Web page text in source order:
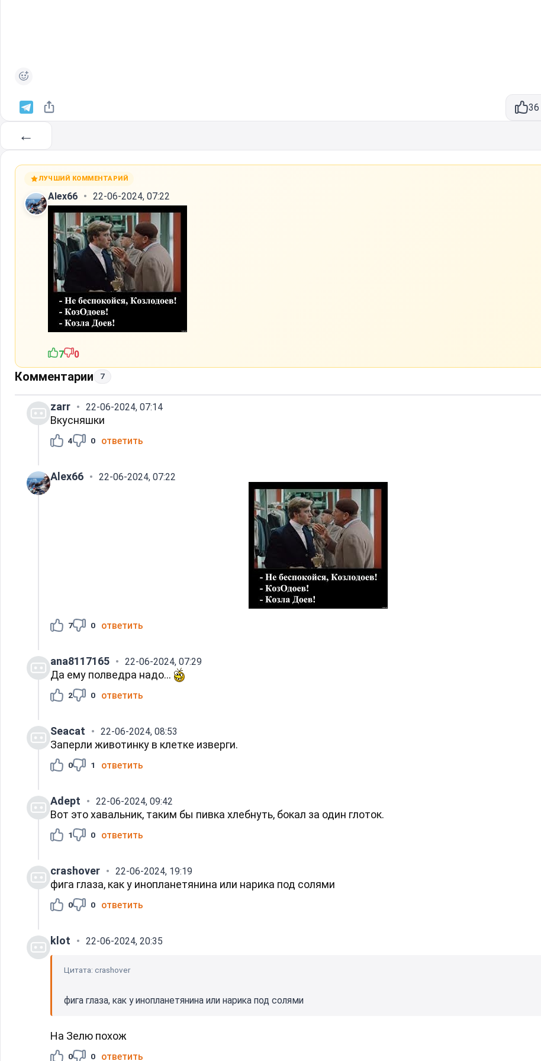
36
←
ЛУЧШИЙ КОММЕНТАРИЙ
Alex66 22-06-2024, 07:22
7 0
Комментарии 7
zarr 22-06-2024, 07:14
Вкусняшки
4 0 ответить
Alex66 22-06-2024, 07:22
7 0 ответить
ana8117165 22-06-2024, 07:29
Да ему полведра надо...
2 0 ответить
Seacat 22-06-2024, 08:53
Заперли животинку в клетке изверги.
0 1 ответить
Adept 22-06-2024, 09:42
Вот это хавальник, таким бы пивка хлебнуть, бокал за один глоток.
1 0 ответить
crashover 22-06-2024, 19:19
фига глаза, как у инопланетянина или нарика под солями
0 0 ответить
klot 22-06-2024, 20:35
Цитата: crashover
фига глаза, как у инопланетянина или нарика под солями
На Зелю похож
0 0 ответить